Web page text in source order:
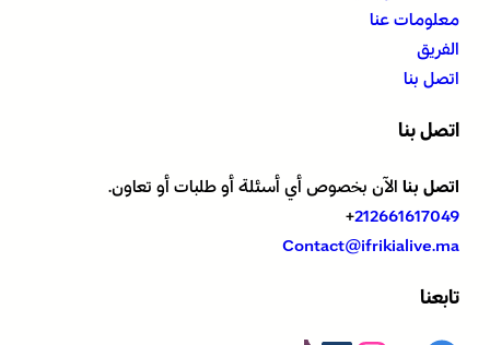
معلومات عنا
الفريق
اتصل بنا
اتصل بنا
اتصل بنا الآن بخصوص أي أسئلة أو طلبات أو تعاون.
212661617049
+
Contact@ifrikialive.ma
تابعنا